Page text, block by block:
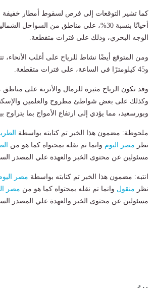
كما تشير التوقعات إلى فرص لسقوط أمطار
أحيانًا بنسبة 30%، على مناطق من السواحل
الوجه البحري، وذلك على فترات متقطعة.
و45 كيلومترًا في الساعة، على فترات متقطعة.
وقد تكون الرياح مثيرة للرمال والأتربة على مناطق
وكذلك على بعض شواطئ مطروح والعلمين
وبورسعيد، مما يؤدي إلى ارتفاع الأمواج بما يتراوح بين 1.5 و2.25
ملحوظة: مضمون هذا الخبر تم كتابته بواسطة
نظر مصر اليوم وانما تم نقله بمحتواه كما هو من
مسئولين عن محتوى الخبر والعهدة علي المصدر
انتبه: مضمون هذا الخبر تم كتابته بواسطة مصر
نظر منقول وانما تم نقله بمحتواه كما هو من مصر
مسئولين عن محتوى الخبر والعهدة علي المصدر